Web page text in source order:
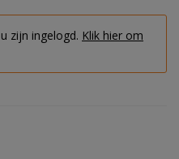
zijn ingelogd. Klik hier om